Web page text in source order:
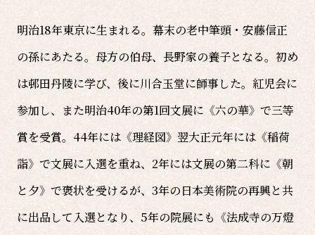
明治18年東京に生まれる。幕末の老中筆頭・安藤信正
の孫にあたる。母方の伯母、長野家の養子となる。初め
は邨田丹陵に学び、後に川合玉堂に師事した。紅児会に
参加し、また明治40年の第1回文展に《六の華》で三等
賞を受賞。44年には《理経図》翌大正元年には《稲荷
詣》で文展に入選を重ね、2年には文展の第二科に《朝
と夕》で褒状を受けるが、3年の日本美術院の再興と共
に出品して入選となり、5年の院展にも《法成寺の万燈